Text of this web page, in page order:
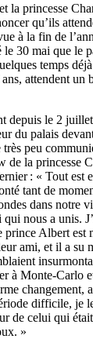
la princesse
qu’ils
à la fin de
30 mai que le
temps
attendent un
depuis le 2
du palais
très peu
de la princesse
: « Tout est
tant de
dans notre
nous a unis.
prince Albert est
ami, et il a su
à Monte-Carlo
difficile, je
de celui qui
»